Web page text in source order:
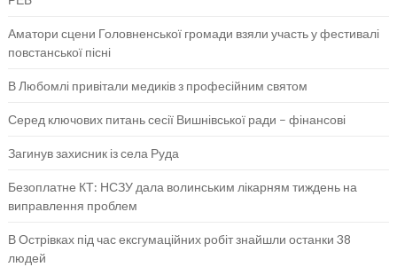
Аматори сцени Головненської громади взяли участь у фестивалі
повстанської пісні
В Любомлі привітали медиків з професійним святом
Серед ключових питань сесії Вишнівської ради – фінансові
Загинув захисник із села Руда
Безоплатне КТ: НСЗУ дала волинським лікарням тиждень на
виправлення проблем
В Острівках під час ексгумаційних робіт знайшли останки 38
людей